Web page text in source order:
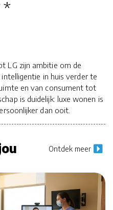
LG zijn ambitie om de
in huis verder te
en van consument tot
is duidelijk: luxe wonen is
dan ooit.
Ontdek meer